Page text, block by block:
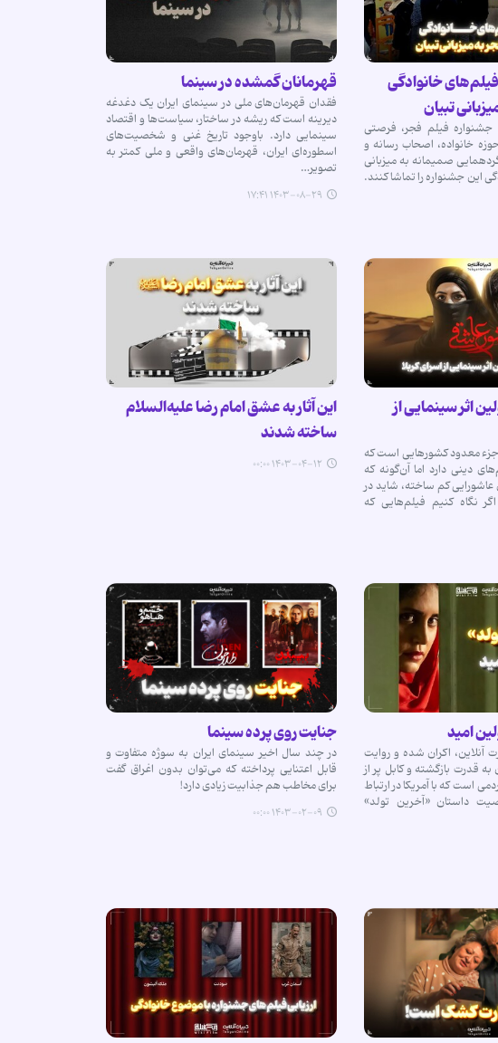
خانوادگی
تبیان
جشنواره فیلم فجر، فرصتی
خانواده، اصحاب رسانه و
صمیمانه به میزبانی
این جشنواره را تماشا کنند.
قهرمانان گمشده در سینما
فقدان قهرمان‌های ملی در سینمای ایران یک دغدغه
دیرینه است که ریشه در ساختار، سیاست‌ها و اقتصاد
سینمایی دارد. باوجود تاریخ غنی و شخصیت‌های
اسطوره‌ای ایران، قهرمان‌های واقعی و ملی کمتر به
تصویر…
۱۴۰۳-۰۸-۲۹ ۱۷:۴۱
اثر سینمایی از
جزء معدود کشورهایی است که
دینی دارد اما آن‌گونه که
کم ساخته، شاید در
نگاه کنیم فیلم‌هایی که
این آثار به عشق امام رضا علیه‌السلام
ساخته شدند
۱۴۰۳-۰۴-۱۲ ۰۰:۰۰
امید
آنلاین، اکران شده و روایت
قدرت بازگشته و کابل پر از
است که با آمریکا در ارتباط
داستان «آخرین تولد»
جنایت روی پرده سینما
در چند سال اخیر سینمای ایران به سوژه متفاوت و
قابل اعتنایی پرداخته که می‌توان بدون اغراق گفت
برای مخاطب هم جذابیت زیادی دارد!
۱۴۰۳-۰۲-۰۹ ۰۰:۰۰